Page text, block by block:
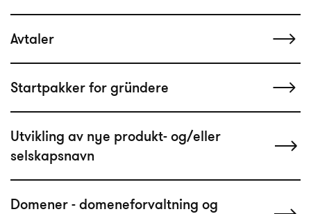
Avtaler
Startpakker for gründere
Utvikling av nye produkt- og/eller
selskapsnavn
Domener - domeneforvaltning og